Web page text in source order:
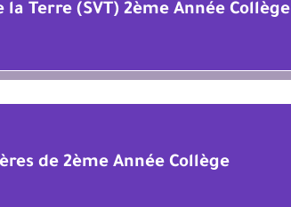
la Terre (SVT) 2ème Année Collège
de 2ème Année Collège